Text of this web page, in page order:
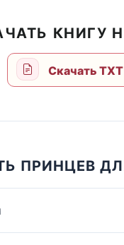
КНИГУ
Скачать TXT
ПРИНЦЕВ